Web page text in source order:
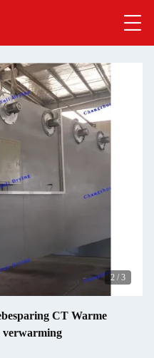
2 / 3
CT Warme
verwarming